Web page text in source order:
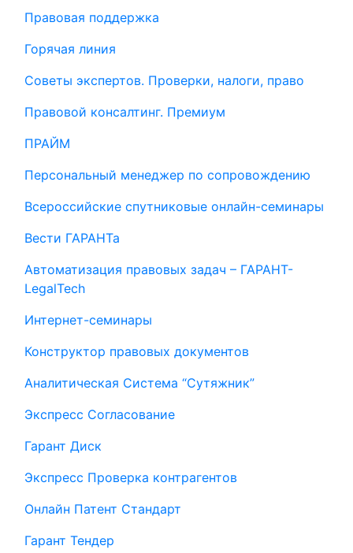
Правовая поддержка
Горячая линия
Советы экспертов. Проверки, налоги, право
Правовой консалтинг. Премиум
ПРАЙМ
Персональный менеджер по сопровождению
Всероссийские спутниковые онлайн-семинары
Вести ГАРАНТа
Автоматизация правовых задач – ГАРАНТ-
LegalTech
Интернет-семинары
Конструктор правовых документов
Аналитическая Система “Сутяжник”
Экспресс Согласование
Гарант Диск
Экспресс Проверка контрагентов
Онлайн Патент Стандарт
Гарант Тендер